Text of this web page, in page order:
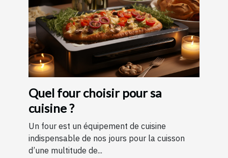
Quel four choisir pour sa
cuisine ?
Un four est un équipement de cuisine
indispensable de nos jours pour la cuisson
d’une multitude de...